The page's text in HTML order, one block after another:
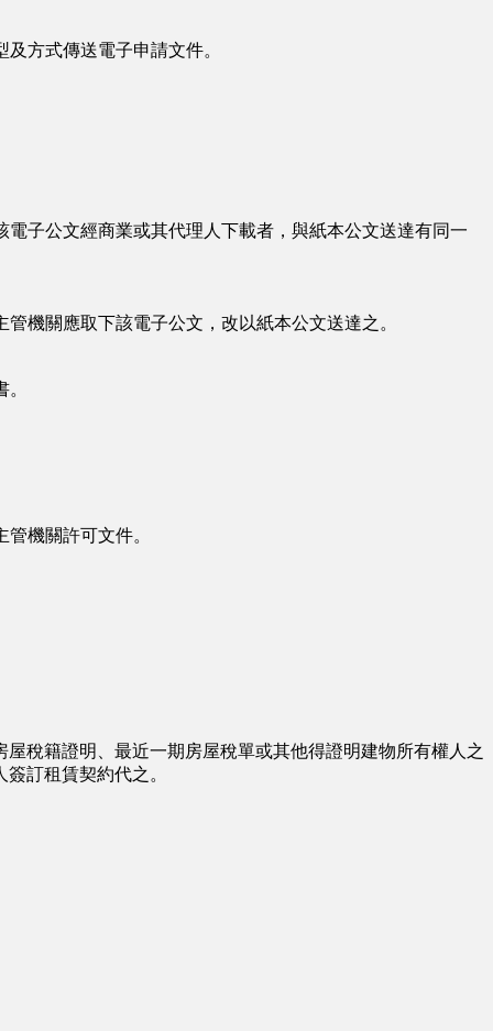
方式傳送電子申請文件。
子公文經商業或其代理人下載者，與紙本公文送達有同一
機關應取下該電子公文，改以紙本公文送達之。
機關許可文件。
籍證明、最近一期房屋稅單或其他得證明建物所有權人之
訂租賃契約代之。